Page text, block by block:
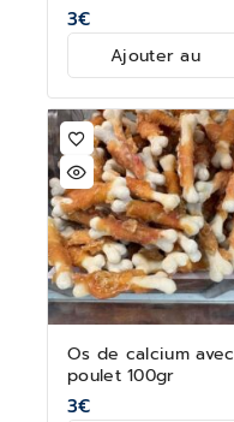
3€
Ajouter au
Os de calcium avec
poulet 100gr
3€